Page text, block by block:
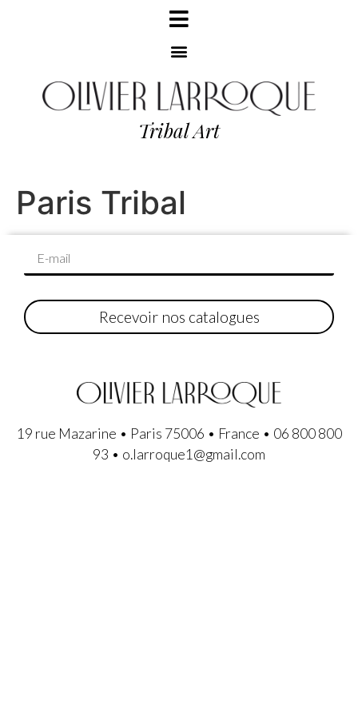
Tribal Art
Paris Tribal
Recevoir nos catalogues
19 rue Mazarine • Paris 75006 • France • 06 800 800
93 • o.larroque1@gmail.com